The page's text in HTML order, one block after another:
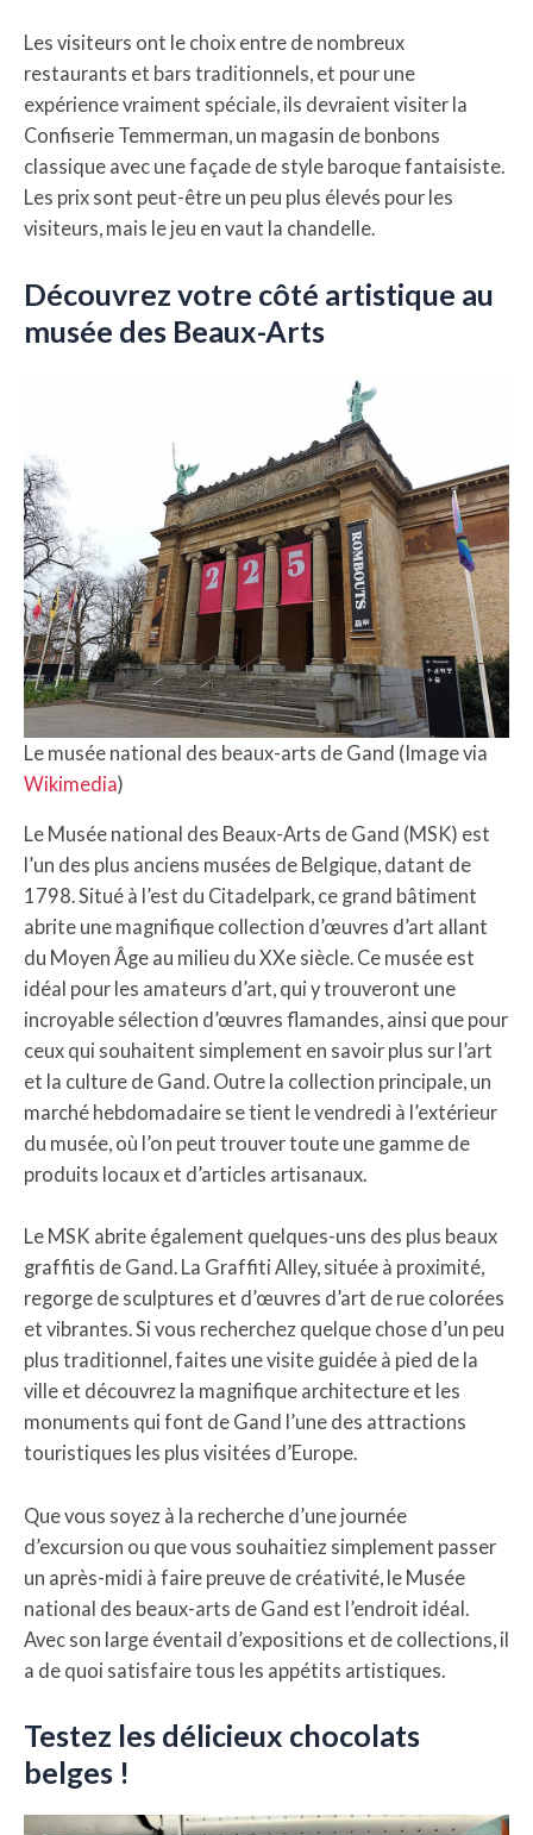
Les visiteurs ont le choix entre de nombreux
restaurants et bars traditionnels, et pour une
expérience vraiment spéciale, ils devraient visiter la
Confiserie Temmerman, un magasin de bonbons
classique avec une façade de style baroque fantaisiste.
Les prix sont peut-être un peu plus élevés pour les
visiteurs, mais le jeu en vaut la chandelle.
Découvrez votre côté artistique au
musée des Beaux-Arts
Le musée national des beaux-arts de Gand (Image via
Wikimedia)
Le Musée national des Beaux-Arts de Gand (MSK) est
l’un des plus anciens musées de Belgique, datant de
1798. Situé à l’est du Citadelpark, ce grand bâtiment
abrite une magnifique collection d’œuvres d’art allant
du Moyen Âge au milieu du XXe siècle. Ce musée est
idéal pour les amateurs d’art, qui y trouveront une
incroyable sélection d’œuvres flamandes, ainsi que pour
ceux qui souhaitent simplement en savoir plus sur l’art
et la culture de Gand. Outre la collection principale, un
marché hebdomadaire se tient le vendredi à l’extérieur
du musée, où l’on peut trouver toute une gamme de
produits locaux et d’articles artisanaux.
Le MSK abrite également quelques-uns des plus beaux
graffitis de Gand. La Graffiti Alley, située à proximité,
regorge de sculptures et d’œuvres d’art de rue colorées
et vibrantes. Si vous recherchez quelque chose d’un peu
plus traditionnel, faites une visite guidée à pied de la
ville et découvrez la magnifique architecture et les
monuments qui font de Gand l’une des attractions
touristiques les plus visitées d’Europe.
Que vous soyez à la recherche d’une journée
d’excursion ou que vous souhaitiez simplement passer
un après-midi à faire preuve de créativité, le Musée
national des beaux-arts de Gand est l’endroit idéal.
Avec son large éventail d’expositions et de collections, il
a de quoi satisfaire tous les appétits artistiques.
Testez les délicieux chocolats
belges !